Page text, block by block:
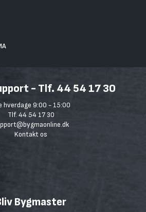
- Tlf. 44 54 17 30
hverdage 9:00 - 15:00
Tlf. 44 54 17 30
Kontakt os
Bygmaster